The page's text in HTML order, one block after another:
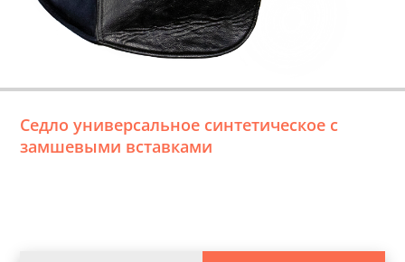
Седло универсальное синтетическое c
замшевыми вставками